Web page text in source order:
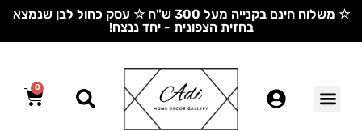
☆ משלוח חינם בקנייה מעל 300 ש"ח ☆ עסק כחול לבן שנמצא
בחזית הצפונית - יחד ננצח!
0